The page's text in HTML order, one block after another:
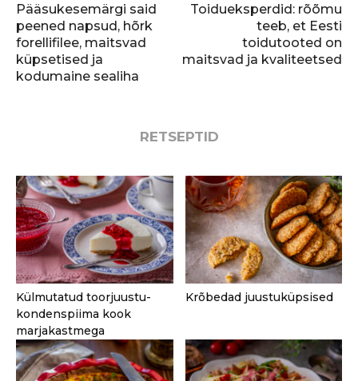
Pääsukesemärgi said
peened napsud, hõrk
forellifilee, maitsvad
küpsetised ja
kodumaine sealiha
Toidueksperdid: rõõmu
teeb, et Eesti
toidutooted on
maitsvad ja kvaliteetsed
RETSEPTID
Külmutatud toorjuustu-
kondenspiima kook
marjakastmega
Krõbedad juustuküpsised